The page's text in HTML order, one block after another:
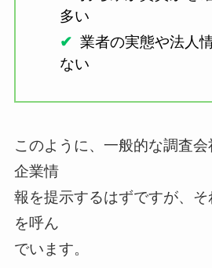
多い
業者の実態や法人
ない
このように、一般的な調査
企業情
報を提示するはずですが、
を呼ん
でいます。